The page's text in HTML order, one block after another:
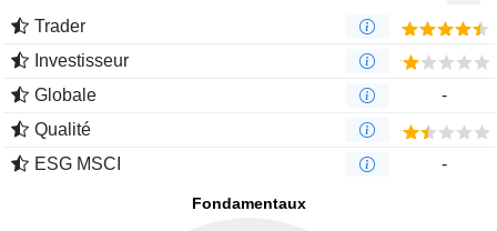
Trader
Investisseur
Globale
-
Qualité
ESG MSCI
-